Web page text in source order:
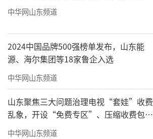
中华网山东频道
2024中国品牌500强榜单发布，山东能
源、海尔集团等18家鲁企入选
中华网山东频道
山东聚焦三大问题治理电视“套娃”收费
乱象，开设“免费专区”、压缩收费包比
例70%以上
中华网山东频道